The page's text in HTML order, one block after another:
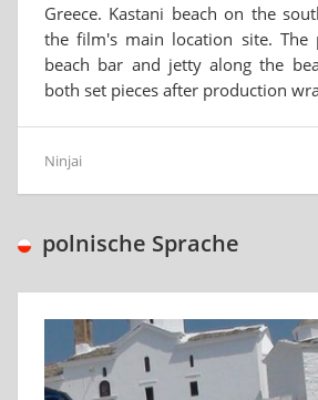
Greece. Kastani beach on the
the film's main location site. The
beach bar and jetty along the
both set pieces after production
Ninjai
polnische Sprache